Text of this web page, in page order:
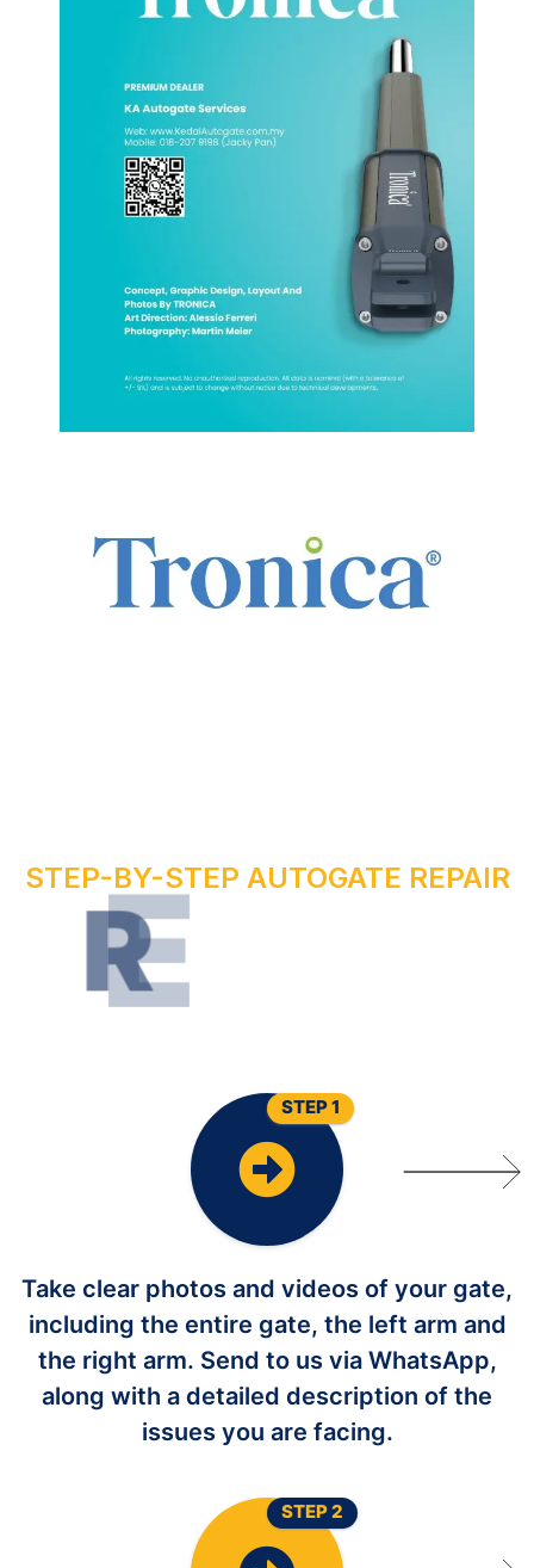
STEP-BY-STEP AUTOGATE REPAIR
REP
UTO
Take clear photos and videos of your gate,
including the entire gate, the left arm and
the right arm. Send to us via WhatsApp,
along with a detailed description of the
issues you are facing.
STEP 1
STEP 2